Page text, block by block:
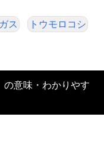
ス トウモロコシ
の意味・わかりやす